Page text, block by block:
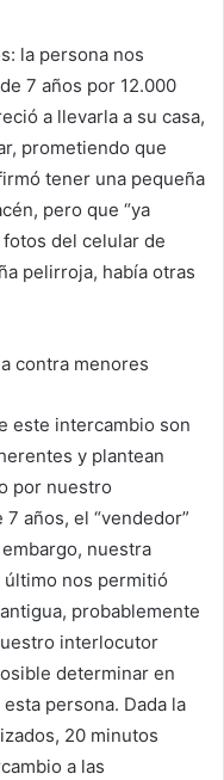
la persona nos
7 años por 12.000
a llevarla a su casa,
prometiendo que
tener una pequeña
pero que “ya
fotos del celular de
pelirroja, había otras
contra menores
este intercambio son
y plantean
por nuestro
años, el “vendedor”
nuestra
nos permitió
probablemente
interlocutor
determinar en
persona. Dada la
20 minutos
a las